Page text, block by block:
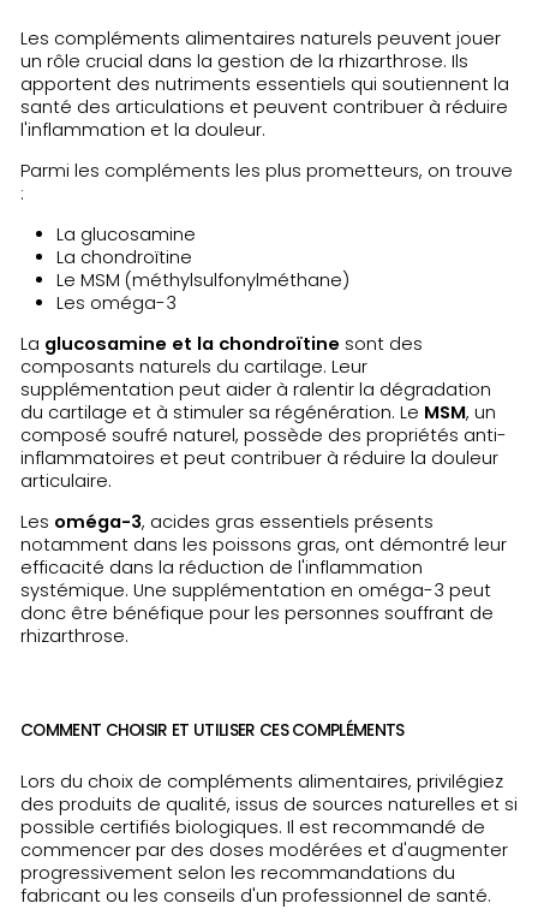
Les compléments alimentaires naturels peuvent jouer
un rôle crucial dans la gestion de la rhizarthrose. Ils
apportent des nutriments essentiels qui soutiennent la
santé des articulations et peuvent contribuer à réduire
l'inflammation et la douleur.
Parmi les compléments les plus prometteurs, on trouve
:
La glucosamine
La chondroïtine
Le MSM (méthylsulfonylméthane)
Les oméga-3
La glucosamine et la chondroïtine sont des
composants naturels du cartilage. Leur
supplémentation peut aider à ralentir la dégradation
du cartilage et à stimuler sa régénération. Le MSM, un
composé soufré naturel, possède des propriétés anti-
inflammatoires et peut contribuer à réduire la douleur
articulaire.
Les oméga-3, acides gras essentiels présents
notamment dans les poissons gras, ont démontré leur
efficacité dans la réduction de l'inflammation
systémique. Une supplémentation en oméga-3 peut
donc être bénéfique pour les personnes souffrant de
rhizarthrose.
COMMENT CHOISIR ET UTILISER CES COMPLÉMENTS
Lors du choix de compléments alimentaires, privilégiez
des produits de qualité, issus de sources naturelles et si
possible certifiés biologiques. Il est recommandé de
commencer par des doses modérées et d'augmenter
progressivement selon les recommandations du
fabricant ou les conseils d'un professionnel de santé.